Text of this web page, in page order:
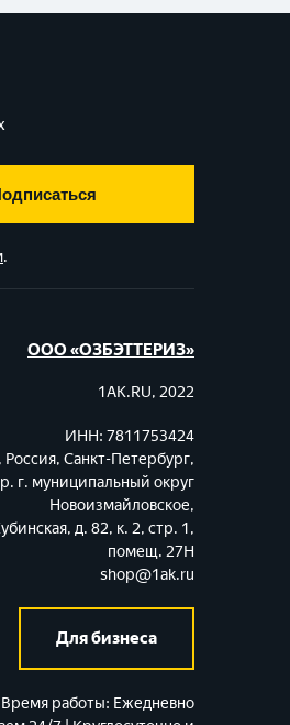
.
ООО «ОЗБЭТТЕРИЗ»
1AK.RU, 2022
ИНН: 7811753424
Россия, Санкт-Петербург,
г. муниципальный округ
Новоизмайловское,
д. 82, к. 2, стр. 1,
помещ. 27Н
shop@1ak.ru
Для бизнеса
Время работы: Ежедневно